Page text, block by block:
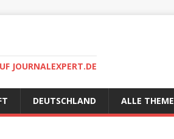
JOURNALEXPERT.DE
DEUTSCHLAND ALLE